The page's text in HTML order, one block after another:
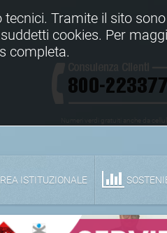
ISTITUZIONALE
Tramite il sito
cookies. Per
completa.